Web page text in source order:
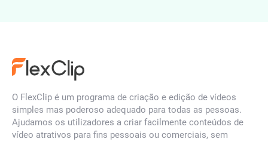
Criador de animação de
logótipos com IA
O FlexClip é um programa de criação e edição de vídeos
simples mas poderoso adequado para todas as pessoas.
Ajudamos os utilizadores a criar facilmente conteúdos de
vídeo atrativos para fins pessoais ou comerciais, sem